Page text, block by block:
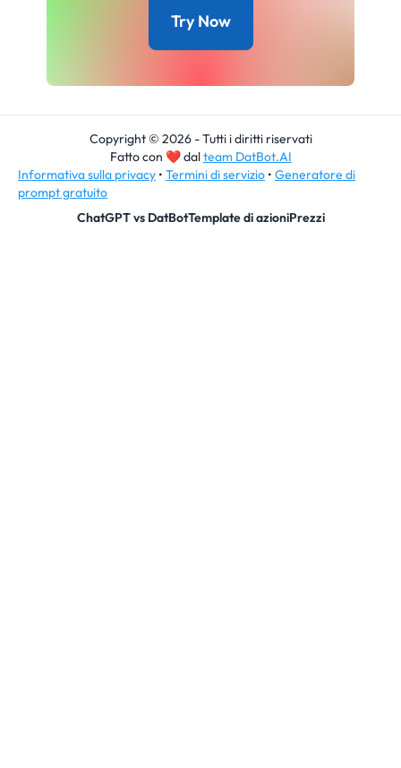
Try Now
Copyright © 2026 - Tutti i diritti riservati
Fatto con ❤dalteam DatBot.AI
Informativa sulla privacy • Termini di servizio • Generatore di
prompt gratuito
ChatGPT vs DatBotTemplate di azioniPrezzi